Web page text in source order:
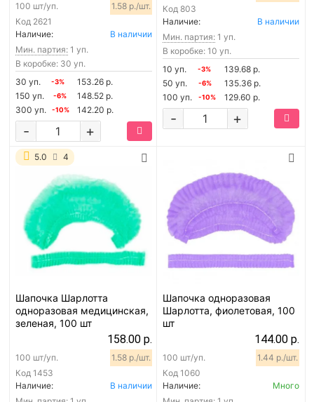
Код 2621
100 шт/уп. 1.58 р./шт.
Наличие:
В наличии
Мин. партия: 1 уп.
В коробке: 30 уп.
30 уп.
-3%
153.26 р.
150 уп.
-6%
148.52 р.
300 уп.
-10% 142.20 р.
+
-
Код 803
Наличие:
В наличии
Мин. партия: 1 уп.
В коробке: 10 уп.
10 уп.
-3%
139.68 р.
50 уп.
-6%
135.36 р.
100 уп.
-10% 129.60 р.
+
-
5.0 4
Шапочка Шарлотта
одноразовая медицинская,
зеленая, 100 шт
158.00 р.
Код 1453
100 шт/уп. 1.58 р./шт.
Наличие:
В наличии
Шапочка одноразовая
Шарлотта, фиолетовая, 100
шт
144.00 р.
Код 1060
100 шт/уп. 1.44 р./шт.
Наличие:
Много